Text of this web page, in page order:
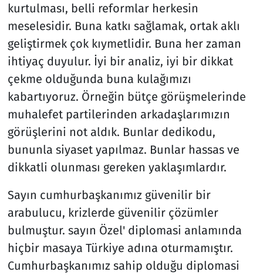
kurtulması, belli reformlar herkesin
meselesidir. Buna katkı sağlamak, ortak aklı
geliştirmek çok kıymetlidir. Buna her zaman
ihtiyaç duyulur. İyi bir analiz, iyi bir dikkat
çekme olduğunda buna kulağımızı
kabartıyoruz. Örneğin bütçe görüşmelerinde
muhalefet partilerinden arkadaşlarımızın
görüşlerini not aldık. Bunlar dedikodu,
bununla siyaset yapılmaz. Bunlar hassas ve
dikkatli olunması gereken yaklaşımlardır.
Sayın cumhurbaşkanımız güvenilir bir
arabulucu, krizlerde güvenilir çözümler
bulmuştur. sayın Özel' diplomasi anlamında
hiçbir masaya Türkiye adına oturmamıştır.
Cumhurbaşkanımız sahip olduğu diplomasi